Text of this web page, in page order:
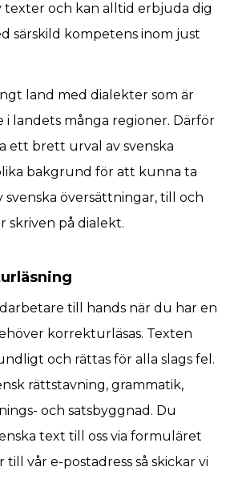
texter och kan alltid erbjuda dig
särskild kompetens inom just
land med dialekter som är
i landets många regioner. Därför
ett brett urval av svenska
bakgrund för att kunna ta
svenska översättningar, till och
skriven på dialekt.
till hands när du har en
korrekturläsas. Texten
och rättas för alla slags fel.
rättstavning, grammatik,
och satsbyggnad. Du
text till oss via formuläret
till vår e-postadress så skickar vi